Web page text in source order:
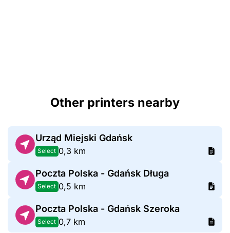
Other printers nearby
Urząd Miejski Gdańsk
Select 0,3 km
Poczta Polska - Gdańsk Długa
Select 0,5 km
Poczta Polska - Gdańsk Szeroka
Select 0,7 km